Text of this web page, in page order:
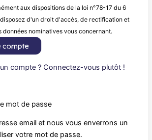
aux dispositions de la loi n°78-17 du 6
d'un droit d'accès, de rectification et
données nominatives vous concernant.
compte
compte ? Connectez-vous plutôt !
mot de passe
email et nous vous enverrons un
votre mot de passe.